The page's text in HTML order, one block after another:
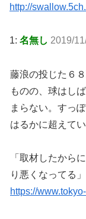
http://
1: 名無し 2019/
藤浪の投じた６
ものの、球はし
まらない。すっ
はるかに超えてい
「取材したから
り悪くなってる」
https://